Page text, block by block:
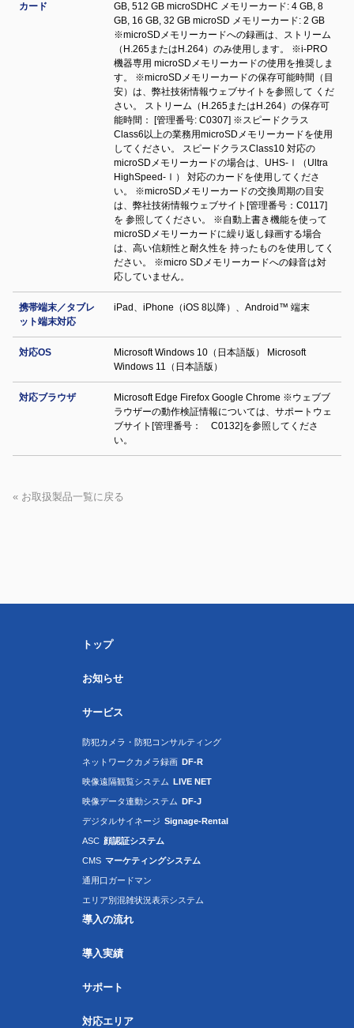
カード
GB, 512 GB microSDHC メモリーカード: 4 GB, 8
GB, 16 GB, 32 GB microSD メモリーカード: 2 GB
※microSDメモリーカードへの録画は、ストリーム
（H.265またはH.264）のみ使用します。 ※i-PRO
機器専用 microSDメモリーカードの使用を推奨しま
す。 ※microSDメモリーカードの保存可能時間（目
安）は、弊社技術情報ウェブサイトを参照して くだ
さい。 ストリーム（H.265またはH.264）の保存可
能時間： [管理番号: C0307] ※スピードクラス
Class6以上の業務用microSDメモリーカードを使⽤
してください。 スピードクラスClass10 対応の
microSDメモリーカードの場合は、UHS-Ⅰ（Ultra
HighSpeed-Ⅰ） 対応のカードを使用してくださ
い。 ※microSDメモリーカードの交換周期の⽬安
は、弊社技術情報ウェブサイト[管理番号：C0117]
を 参照してください。 ※自動上書き機能を使って
microSDメモリーカードに繰り返し録画する場合
は、高い信頼性と耐久性を 持ったものを使用してく
ださい。 ※micro SDメモリーカードへの録音は対
応していません。
携帯端末／タブレ
ット端末対応
iPad、iPhone（iOS 8以降）、Android™ 端末
対応OS
Microsoft Windows 10（日本語版） Microsoft
Windows 11（日本語版）
対応ブラウザ
Microsoft Edge Firefox Google Chrome ※ウェブブ
ラウザーの動作検証情報については、サポートウェ
ブサイト[管理番号： C0132]を参照してくださ
い。
« お取扱製品一覧に戻る
トップ
お知らせ
サービス
防犯カメラ・防犯コンサルティング
ネットワークカメラ録画 DF-R
映像遠隔観覧システム LIVE NET
映像データ連動システム DF-J
デジタルサイネージ Signage-Rental
ASC 顔認証システム
CMS マーケティングシステム
通用口ガードマン
エリア別混雑状況表示システム
導入の流れ
導入実績
サポート
対応エリア